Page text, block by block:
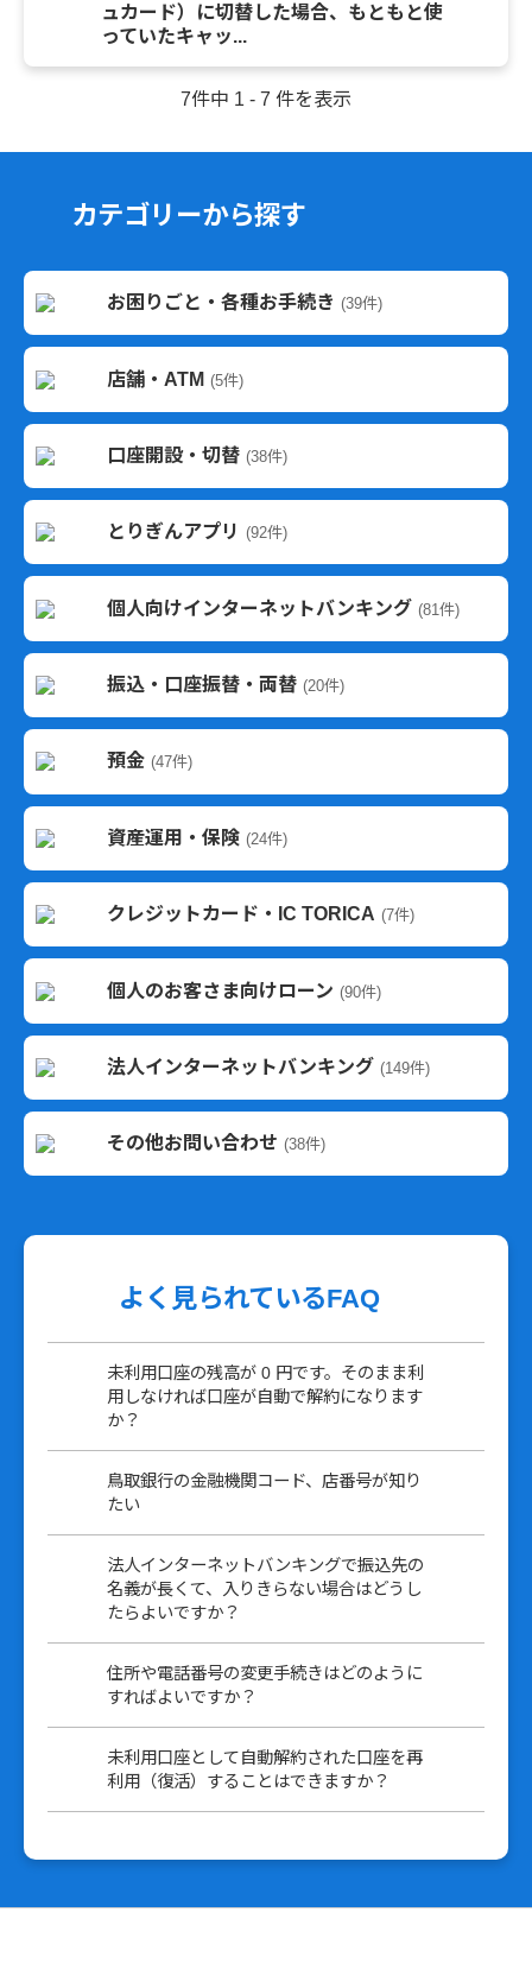
ュカード）に切替した場合、もともと使
っていたキャッ...
7件中 1 - 7 件を表示
カテゴリーから探す
お困りごと・各種お手続き (39件)
店舗・ATM (5件)
口座開設・切替 (38件)
とりぎんアプリ (92件)
個人向けインターネットバンキング (81件)
振込・口座振替・両替 (20件)
預金 (47件)
資産運用・保険 (24件)
クレジットカード・IC TORICA (7件)
個人のお客さま向けローン (90件)
法人インターネットバンキング (149件)
その他お問い合わせ (38件)
よく見られているFAQ
未利用口座の残高が 0 円です。そのまま利
用しなければ口座が自動で解約になります
か？
鳥取銀行の金融機関コード、店番号が知り
たい
法人インターネットバンキングで振込先の
名義が長くて、入りきらない場合はどうし
たらよいですか？
住所や電話番号の変更手続きはどのように
すればよいですか？
未利用口座として自動解約された口座を再
利用（復活）することはできますか？